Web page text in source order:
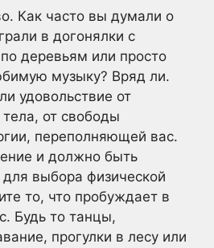
Как часто вы думали о
в догонялки с
деревьям или просто
музыку? Вряд ли.
удовольствие от
от свободы
переполняющей вас.
и должно быть
для выбора физической
то, что пробуждает в
Будь то танцы,
прогулки в лесу или